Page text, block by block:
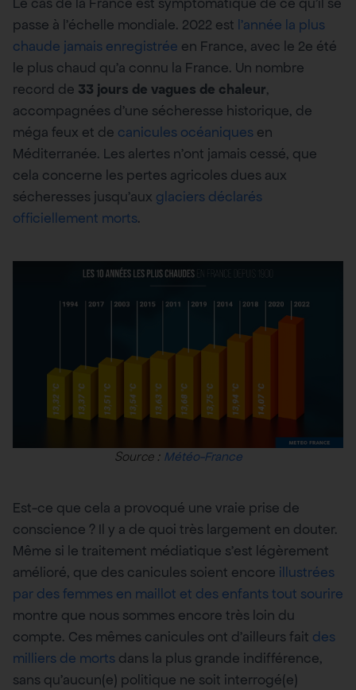
passe à l’échelle mondiale. 2022 est l’année la plus
chaude jamais enregistrée en France, avec le 2e été
le plus chaud qu’a connu la France. Un nombre
record de 33 jours de vagues de chaleur,
accompagnées d’une sécheresse historique, de
méga feux et de canicules océaniques en
Méditerranée. Les alertes n’ont jamais cessé, que
cela concerne les pertes agricoles dues aux
sécheresses jusqu’aux glaciers déclarés
officiellement morts.
Source : Météo-France
Est-ce que cela a provoqué une vraie prise de
conscience ? Il y a de quoi très largement en douter.
Même si le traitement médiatique s’est légèrement
amélioré, que des canicules soient encore illustrées
par des femmes en maillot et des enfants tout sourire
montre que nous sommes encore très loin du
compte. Ces mêmes canicules ont d’ailleurs fait des
milliers de morts dans la plus grande indifférence,
sans qu’aucun(e) politique ne soit interrogé(e)